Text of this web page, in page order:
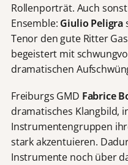
Rollenporträt. Auch
Ensemble: Giulio Peligra
Tenor den gute Ritter
begeistert mit
dramatischen
Freiburgs GMD Fabrice
dramatisches Klangbild,
Instrumentengruppen
stark akzentuieren.
Instrumente noch über